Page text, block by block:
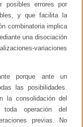
posibles errores por
y que facilita la
combinatoria implica
una disociación
variaciones
porque ante un
las posibilidades.
la consolidación del
operación del
previas. No